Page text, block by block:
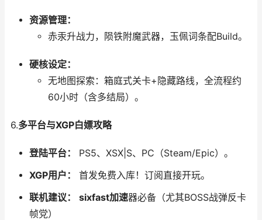
资源管理：
赤汞升战力，陨铁附魔武器，玉佩词条配Build。
硬核设定：
无地图探索：箱庭式关卡+隐藏路线，全流程约
60小时（含多结局）。
6.多平台与XGP白嫖攻略
登陆平台：
PS5、XSX|S、PC（Steam/Epic）。
XGP用户：
首发免费入库！订阅直接开玩。
联机建议：
sixfast加速器必备（尤其BOSS战弹反卡
帧党）